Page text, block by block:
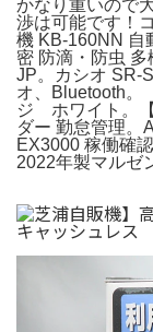
かなり重いので
渉は可能です！
機 KB-160NN 自
密 防滴・防虫
JP。カシオ SR-
オ、Bluetooth。
ジ ホワイト。
ダー 勤怠管理。
EX3000 稼働確
2022年製マルゼ